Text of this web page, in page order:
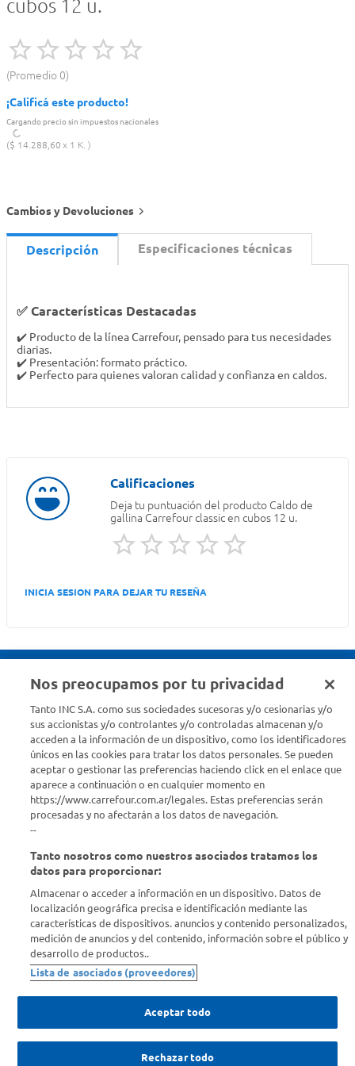
cubos 12 u.
Promedio 0
¡Calificá este producto!
Cargando precio sin impuestos nacionales
$ 14.288,60 1 K.
Cambios y Devoluciones
Descripción Especificaciones técnicas
✅ Características Destacadas
✔️ Producto de la línea Carrefour, pensado para tus necesidades
diarias.
✔️ Presentación: formato práctico.
✔️ Perfecto para quienes valoran calidad y confianza en caldos.
Deja tu puntuación del producto Caldo de
gallina Carrefour classic en cubos 12 u.
INICIA SESION PARA DEJAR TU RESEÑA
Estamos para ayudarte
¿Tenés una consulta? Comunicate con nosotros acá
Descubrí Carrefour
Conocenos
Info útil
Comprá Online
Dejanos tu mail para recibir todas las ofertas y promociones antes
Nos preocupamos por tu privacidad
Tanto INC S.A. como sus sociedades sucesoras y/o cesionarias y/o
sus accionistas y/o controlantes y/o controladas almacenan y/o
acceden a la información de un dispositivo, como los identificadores
únicos en las cookies para tratar los datos personales. Se pueden
aceptar o gestionar las preferencias haciendo click en el enlace que
aparece a continuación o en cualquier momento en
https://www.carrefour.com.ar/legales. Estas preferencias serán
procesadas y no afectarán a los datos de navegación.
--
Tanto nosotros como nuestros asociados tratamos los
datos para proporcionar:
Almacenar o acceder a información en un dispositivo. Datos de
localización geográfica precisa e identificación mediante las
características de dispositivos. anuncios y contenido personalizados,
medición de anuncios y del contenido, información sobre el público y
desarrollo de productos..
Lista de asociados (proveedores)
Aceptar todo
Rechazar todo